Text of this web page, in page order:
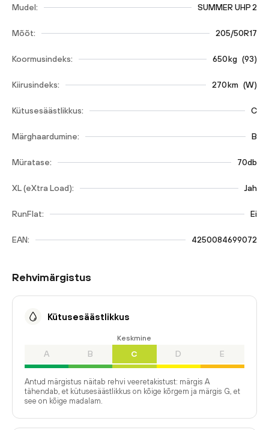
Mudel: SUMMER UHP 2
Mõõt: 205/50R17
Koormusindeks: 650kg (93)
Kiirusindeks: 270km (W)
Kütusesäästlikkus: C
Märghaardumine: B
Müratase: 70db
XL (eXtra Load): Jah
RunFlat: Ei
EAN: 4250084699072
Rehvimärgistus
Kütusesäästlikkus
A B
Keskmine
C D E
Antud märgistus näitab rehvi veeretakistust: märgis A
tähendab, et kütusesäästlikkus on kõige kõrgem ja märgis G, et
see on kõige madalam.